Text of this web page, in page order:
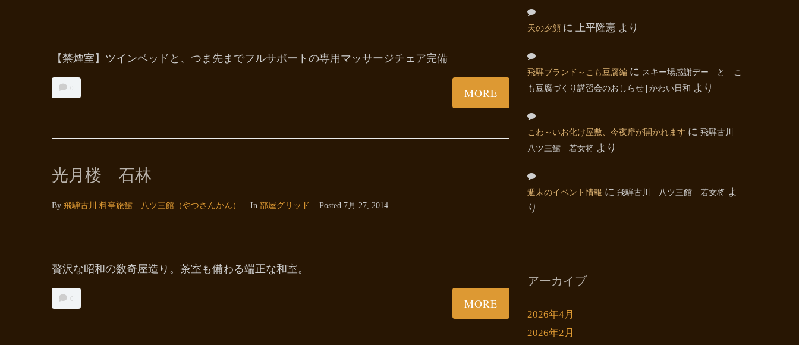
【禁煙室】ツインベッドと、つま先までフルサポートの専用マッサージチェア完備
0 MORE
光月楼 石林
By 飛騨古川 料亭旅館 八ツ三館（やつさんかん） In 部屋グリッド Posted 7月 27, 2014
贅沢な昭和の数奇屋造り。茶室も備わる端正な和室。
0 MORE
天の夕顔 に 上平隆憲 より
飛騨ブランド～こも豆腐編 に スキー場感謝デー と こ
も豆腐づくり講習会のおしらせ | かわい日和 より
こわ～いお化け屋敷、今夜扉が開かれます に 飛騨古川
八ツ三館 若女将 より
週末のイベント情報 に 飛騨古川 八ツ三館 若女将 よ
り
アーカイブ
2026年4月
2026年2月